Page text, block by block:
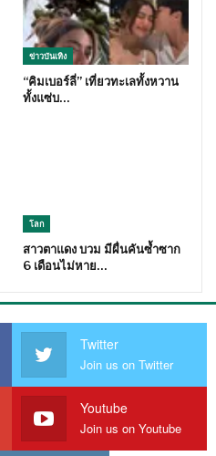
ข่าวบันเทิง
“คิมเบอร์ลี่” เที่ยวทะเลทั้งหวาน
ทั้งแซ่บ…
โลก
สาวตาแดง บวม มีผื่นคันซ้ำซาก
6 เดือนไม่หาย…
Twitter
Join us on Twitter
Youtube
Join us on Youtube